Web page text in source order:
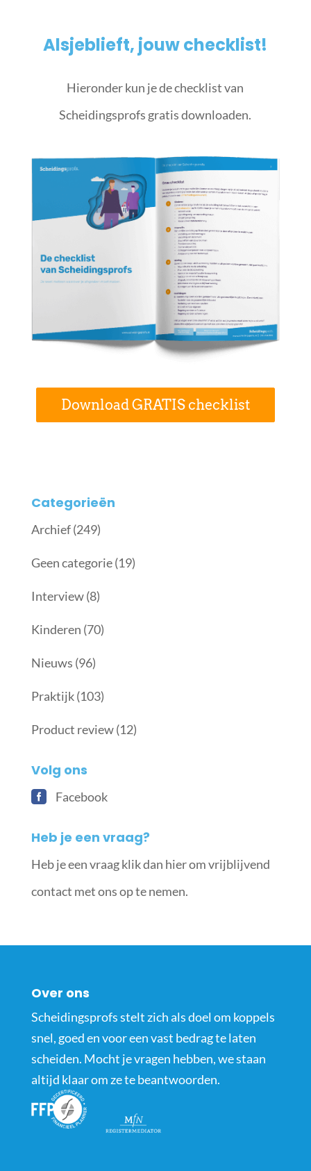
Alsjeblieft, jouw checklist!
Hieronder kun je de checklist van
Scheidingsprofs gratis downloaden.
Download GRATIS checklist
Categorieën
Archief(249)
Geen categorie(19)
Interview(8)
Kinderen (70)
Nieuws (96)
Praktijk(103)
Product review(12)
Volg ons
Facebook
Heb je een vraag?
Heb je een vraag klik dan hier om vrijblijvend
contact met ons op te nemen.
Over ons
Scheidingsprofs stelt zich als doel om koppels
snel, goed en voor een vast bedrag te laten
scheiden. Mocht je vragen hebben, we staan
altijd klaar om ze te beantwoorden.